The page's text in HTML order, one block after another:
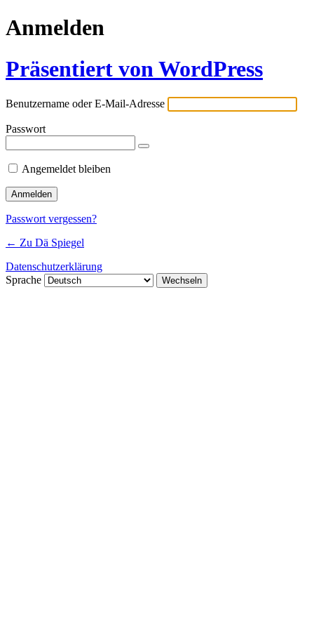
Anmelden
Präsentiert von WordPress
Benutzername oder E-Mail-Adresse
Passwort
Angemeldet bleiben
Passwort vergessen?
← Zu Dä Spiegel
Datenschutzerklärung
Sprache